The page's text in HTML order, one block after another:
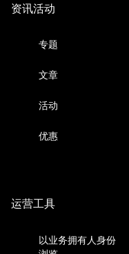
资讯活动
专题
文章
活动
优惠
运营工具
以业务拥有人身份